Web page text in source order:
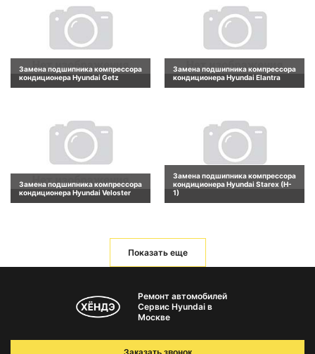
Замена подшипника компрессора
кондиционера Hyundai Getz
Замена подшипника компрессора
кондиционера Hyundai Elantra
Замена подшипника компрессора
кондиционера Hyundai Veloster
Замена подшипника компрессора
кондиционера Hyundai Starex (H-
1)
Показать еще
Ремонт автомобилей
Сервис Hyundai в
Москве